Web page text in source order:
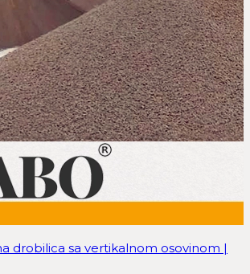
drobilica sa vertikalnom osovinom |